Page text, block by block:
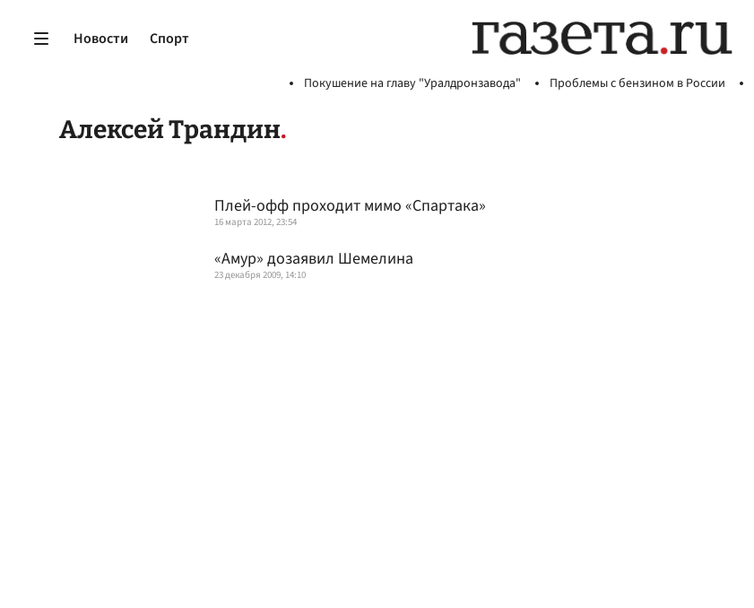
Новости Спорт
Покушение на главу "Уралдронзавода" Проблемы с бензином в России
Алексей Трандин
Плей-офф проходит мимо «Спартака»
16 марта 2012, 23:54
«Амур» дозаявил Шемелина
23 декабря 2009, 14:10